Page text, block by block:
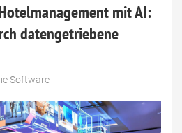
mit AI:
datengetriebene
Software